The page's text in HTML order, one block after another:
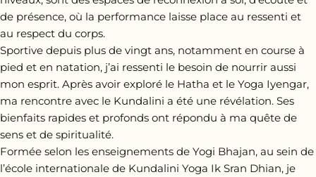
de présence, où la performance laisse place au ressenti et
au respect du corps.
Sportive depuis plus de vingt ans, notamment en course à
pied et en natation, j’ai ressenti le besoin de nourrir aussi
mon esprit. Après avoir exploré le Hatha et le Yoga Iyengar,
ma rencontre avec le Kundalini a été une révélation. Ses
bienfaits rapides et profonds ont répondu à ma quête de
sens et de spiritualité.
Formée selon les enseignements de Yogi Bhajan, au sein de
l’école internationale de Kundalini Yoga Ik Sran Dhian, je